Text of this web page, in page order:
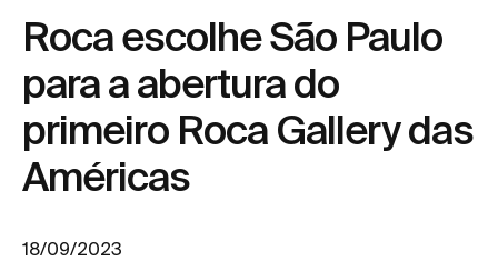
Roca escolhe São Paulo
para a abertura do
primeiro Roca Gallery das
Américas
18/09/2023